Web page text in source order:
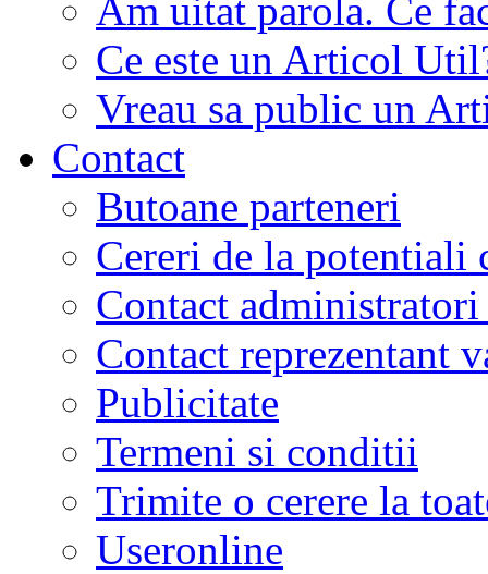
Am uitat parola. Ce
Ce este un Articol
Vreau sa public un
Contact
Butoane parteneri
Cereri de la potentiali
Contact
Contact reprezentant
Publicitate
Termeni si conditii
Trimite o cerere la
Useronline